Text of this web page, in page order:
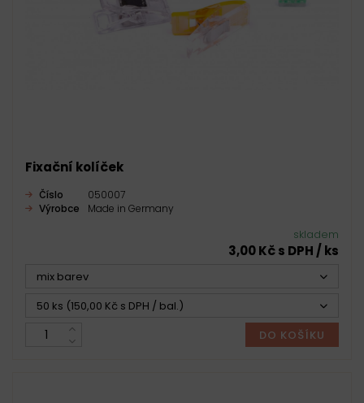
Fixační kolíček
Číslo
050007
Výrobce
Made in Germany
skladem
3,00 Kč s DPH / ks
mix barev
50 ks (150,00 Kč s DPH / bal.)
DO KOŠÍKU